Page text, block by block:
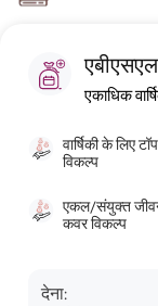
एकाधिक
वार्षिकी के लिए
विकल्प
एकल/संयुक्त
कवर विकल्प
देना: